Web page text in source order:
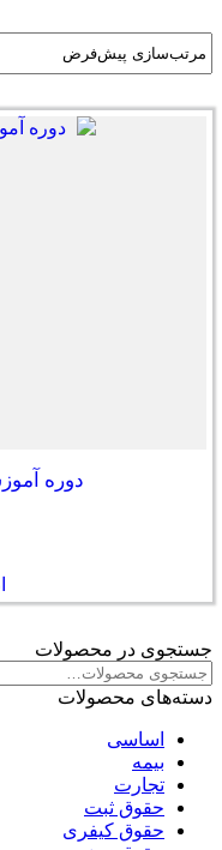
دوره
جستجوی در محصولات
جستجو
برای:
دسته‌های محصولات
اساسی
بیمه
تجارت
حقوق ثبت
حقوق کیفری